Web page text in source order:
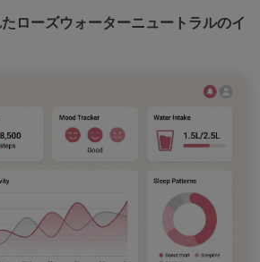
ローズウォーターニュートラルのイ